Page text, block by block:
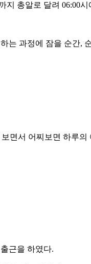
지 총알로 달려 06:00
는 과정에 잠을 순간,
면서 어찌보면 하루의
근을 하였다.